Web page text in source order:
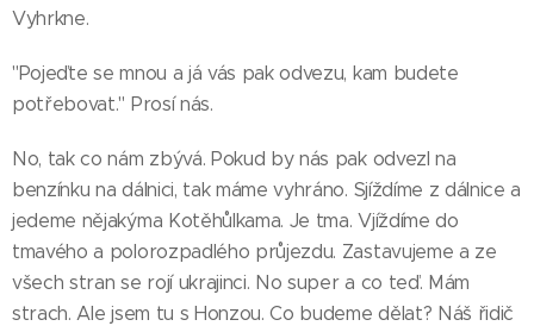
Vyhrkne.
"Pojeďte se mnou a já vás pak odvezu, kam budete
potřebovat." Prosí nás.
No, tak co nám zbývá. Pokud by nás pak odvezl na
benzínku na dálnici, tak máme vyhráno. Sjíždíme z dálnice a
jedeme nějakýma Kotěhůlkama. Je tma. Vjíždíme do
tmavého a polorozpadlého průjezdu. Zastavujeme a ze
všech stran se rojí ukrajinci. No super a co teď. Mám
strach. Ale jsem tu s Honzou. Co budeme dělat? Náš řidič